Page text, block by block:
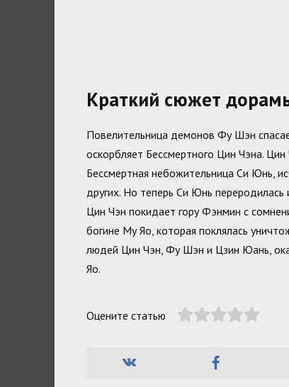
Краткий сюжет
Повелительница демонов Фу Шэн
оскорбляет Бессмертного Цин Чэна.
Бессмертная небожительница Си Юнь,
других. Но теперь Си Юнь переродилась
Цин Чэн покидает гору Фэнмин с
богине Му Яо, которая поклялась
людей Цин Чэн, Фу Шэн и Цзин Юань,
Яо.
Оцените статью